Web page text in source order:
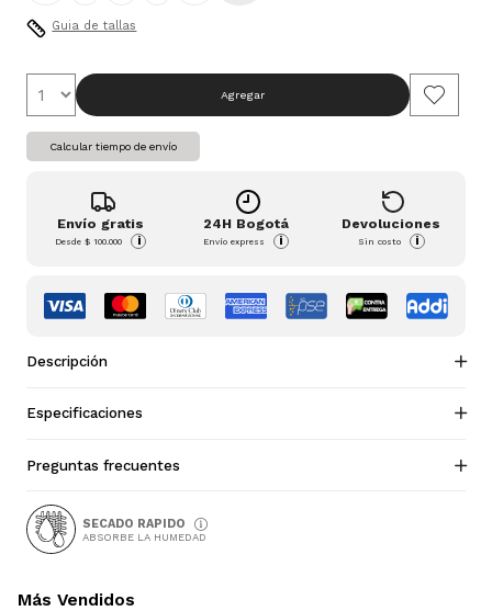
Guia de tallas
Agregar
Calcular tiempo de envío
Envío gratis
Desde$ 100.000 i
24H Bogotá
Envío express i
Devoluciones
Sin costo i
Descripción
Especificaciones
Preguntas frecuentes
SECADO RAPIDO
ABSORBE LA HUMEDAD
Más Vendidos